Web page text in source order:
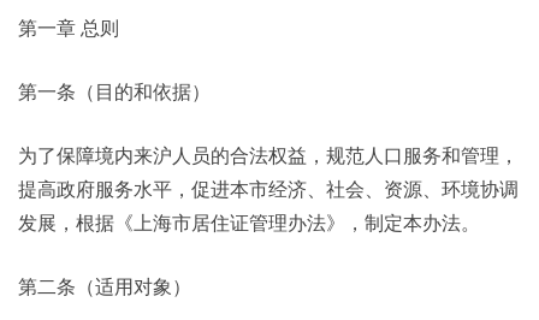
第一章 总则
第一条（目的和依据）
为了保障境内来沪人员的合法权益，规范人口服务和管理，
提高政府服务水平，促进本市经济、社会、资源、环境协调
发展，根据《上海市居住证管理办法》，制定本办法。
第二条（适用对象）